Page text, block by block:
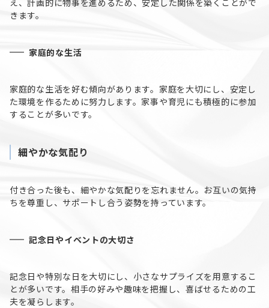
きます。
家庭的な生活
家庭的な生活を好む傾向があります。家庭を大切にし、安定し
た環境を作るために努力します。家事や育児にも積極的に参加
することが多いです。
細やかな気配り
付き合った後も、細やかな気配りを忘れません。お互いの気持
ちを尊重し、サポートし合う姿勢を持っています。
記念日やイベントの大切さ
記念日や特別な日を大切にし、小さなサプライズを用意するこ
とが多いです。相手の好みや趣味を把握し、喜ばせるための工
夫を凝らします。